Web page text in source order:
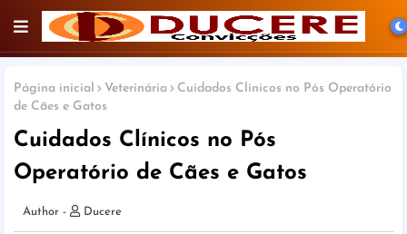
Página inicial Veterinária
Cuidados Clínicos no Pós Operatório
de Cães e Gatos
Cuidados Clínicos no Pós
Operatório de Cães e Gatos
Ducere